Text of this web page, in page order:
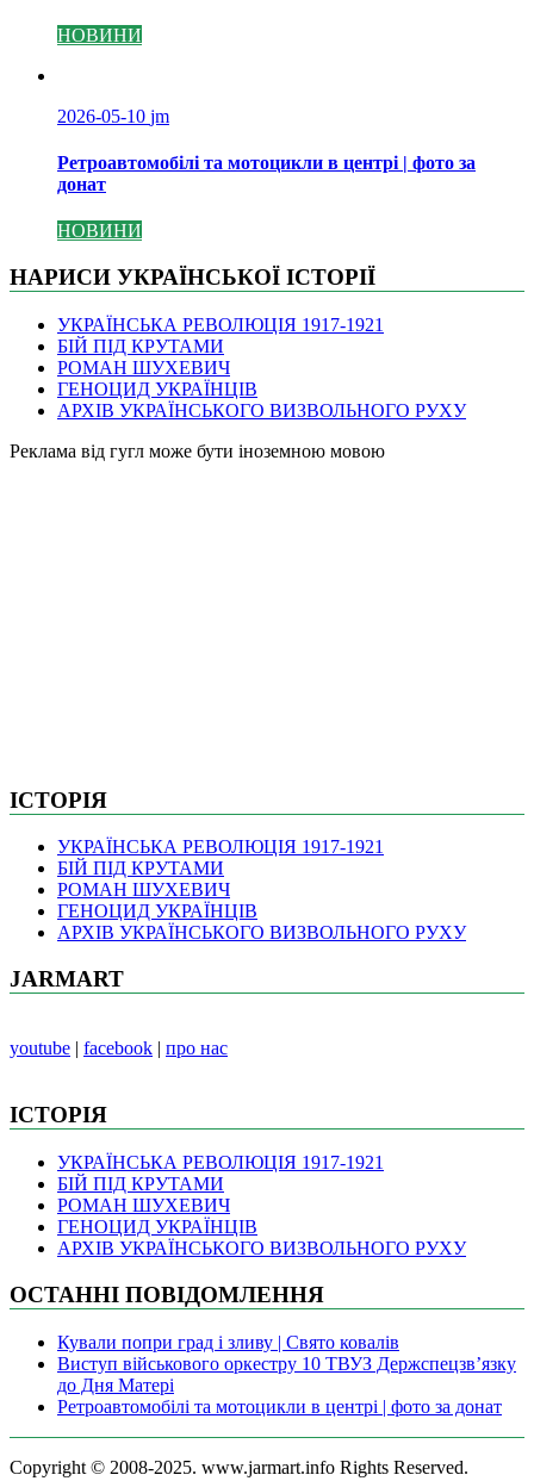
НОВИНИ
2026-05-10 jm
Ретроавтомобілі та мотоцикли в центрі | фото за
донат
НОВИНИ
НАРИСИ УКРАЇНСЬКОЇ ІСТОРІЇ
УКРАЇНСЬКА РЕВОЛЮЦІЯ 1917-1921
БІЙ ПІД КРУТАМИ
РОМАН ШУХЕВИЧ
ГЕНОЦИД УКРАЇНЦІВ
АРХІВ УКРАЇНСЬКОГО ВИЗВОЛЬНОГО РУХУ
Pеклама від гугл може бути іноземною мовою
ІСТОРІЯ
УКРАЇНСЬКА РЕВОЛЮЦІЯ 1917-1921
БІЙ ПІД КРУТАМИ
РОМАН ШУХЕВИЧ
ГЕНОЦИД УКРАЇНЦІВ
АРХІВ УКРАЇНСЬКОГО ВИЗВОЛЬНОГО РУХУ
JARMART
youtube | facebook | про нас
ІСТОРІЯ
УКРАЇНСЬКА РЕВОЛЮЦІЯ 1917-1921
БІЙ ПІД КРУТАМИ
РОМАН ШУХЕВИЧ
ГЕНОЦИД УКРАЇНЦІВ
АРХІВ УКРАЇНСЬКОГО ВИЗВОЛЬНОГО РУХУ
ОСТАННІ ПОВІДОМЛЕННЯ
Кували попри град і зливу | Свято ковалів
Виступ військового оркестру 10 ТВУЗ Держспецзв’язку
до Дня Матері
Ретроавтомобілі та мотоцикли в центрі | фото за донат
Copyright © 2008-2025. www.jarmart.info Rights Reserved.